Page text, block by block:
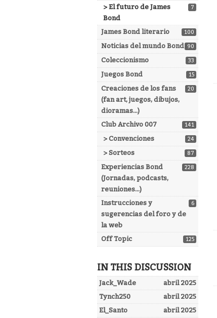
7
> El futuro de James
Bond
100
James Bond literario
90
Noticias del mundo Bond
33
Coleccionismo
15
Juegos Bond
20
Creaciones de los fans
(fan art, juegos, dibujos,
dioramas...)
141
Club Archivo 007
24
> Convenciones
87
> Sorteos
228
Experiencias Bond
(Jornadas, podcasts,
reuniones...)
6
Instrucciones y
sugerencias del foro y de
la web
125
Off Topic
IN THIS DISCUSSION
abril 2025
Jack_Wade
abril 2025
Tynch250
abril 2025
El_Santo